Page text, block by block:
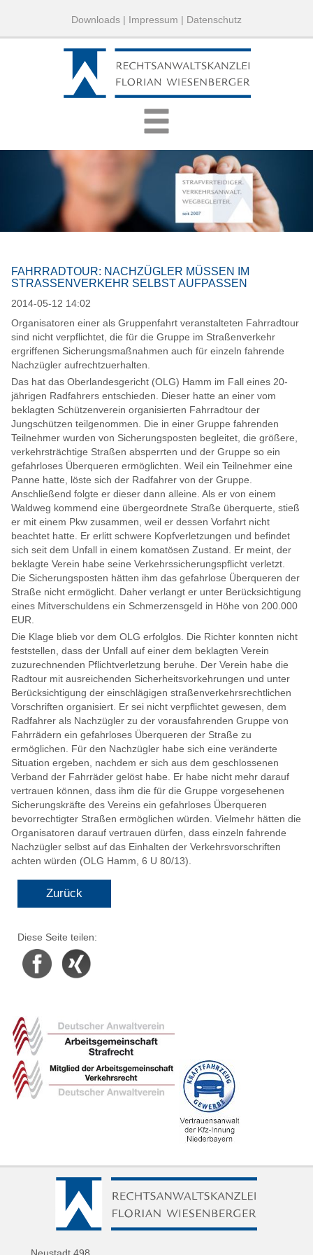
Downloads | Impressum | Datenschutz
FAHRRADTOUR: NACHZÜGLER MÜSSEN IM
STRASSENVERKEHR SELBST AUFPASSEN
2014-05-12 14:02
Organisatoren einer als Gruppenfahrt veranstalteten Fahrradtour
sind nicht verpflichtet, die für die Gruppe im Straßenverkehr
ergriffenen Sicherungsmaßnahmen auch für einzeln fahrende
Nachzügler aufrechtzuerhalten.
Das hat das Oberlandesgericht (OLG) Hamm im Fall eines 20-
jährigen Radfahrers entschieden. Dieser hatte an einer vom
beklagten Schützenverein organisierten Fahrradtour der
Jungschützen teilgenommen. Die in einer Gruppe fahrenden
Teilnehmer wurden von Sicherungsposten begleitet, die größere,
verkehrsträchtige Straßen absperrten und der Gruppe so ein
gefahrloses Überqueren ermöglichten. Weil ein Teilnehmer eine
Panne hatte, löste sich der Radfahrer von der Gruppe.
Anschließend folgte er dieser dann alleine. Als er von einem
Waldweg kommend eine übergeordnete Straße überquerte, stieß
er mit einem Pkw zusammen, weil er dessen Vorfahrt nicht
beachtet hatte. Er erlitt schwere Kopfverletzungen und befindet
sich seit dem Unfall in einem komatösen Zustand. Er meint, der
beklagte Verein habe seine Verkehrssicherungspflicht verletzt.
Die Sicherungsposten hätten ihm das gefahrlose Überqueren der
Straße nicht ermöglicht. Daher verlangt er unter Berücksichtigung
eines Mitverschuldens ein Schmerzensgeld in Höhe von 200.000
EUR.
Die Klage blieb vor dem OLG erfolglos. Die Richter konnten nicht
feststellen, dass der Unfall auf einer dem beklagten Verein
zuzurechnenden Pflichtverletzung beruhe. Der Verein habe die
Radtour mit ausreichenden Sicherheitsvorkehrungen und unter
Berücksichtigung der einschlägigen straßenverkehrsrechtlichen
Vorschriften organisiert. Er sei nicht verpflichtet gewesen, dem
Radfahrer als Nachzügler zu der vorausfahrenden Gruppe von
Fahrrädern ein gefahrloses Überqueren der Straße zu
ermöglichen. Für den Nachzügler habe sich eine veränderte
Situation ergeben, nachdem er sich aus dem geschlossenen
Verband der Fahrräder gelöst habe. Er habe nicht mehr darauf
vertrauen können, dass ihm die für die Gruppe vorgesehenen
Sicherungskräfte des Vereins ein gefahrloses Überqueren
bevorrechtigter Straßen ermöglichen würden. Vielmehr hätten die
Organisatoren darauf vertrauen dürfen, dass einzeln fahrende
Nachzügler selbst auf das Einhalten der Verkehrsvorschriften
achten würden (OLG Hamm, 6 U 80/13).
Zurück
Diese Seite teilen:
Facebook Xing
Neustadt 498